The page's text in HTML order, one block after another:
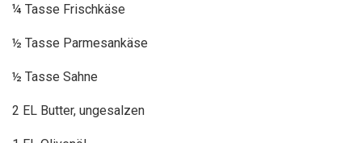
¼ Tasse Frischkäse
½ Tasse Parmesankäse
½ Tasse Sahne
2 EL Butter, ungesalzen